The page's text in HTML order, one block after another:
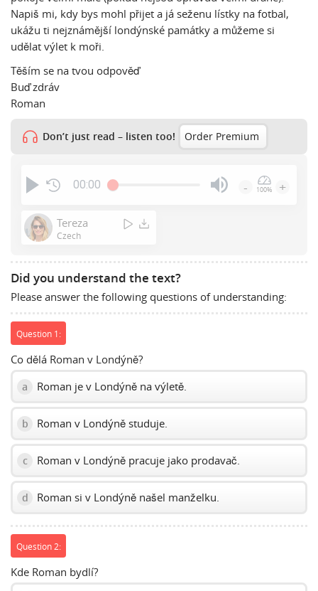
Napiš mi, kdy bys mohl přijet a já seženu lístky na fotbal,
ukážu ti nejznámější londýnské památky a můžeme si
udělat výlet k moři.
Těším se na tvou odpověď
Buď zdráv
Roman
Don’t just read – listen too! Order Premium
00:00
volume
- 100% +
Tereza
Czech
Did you understand the text?
Please answer the following questions of understanding:
Question 1:
Co dělá Roman v Londýně?
a Roman je v Londýně na výletě.
b Roman v Londýně studuje.
c Roman v Londýně pracuje jako prodavač.
d Roman si v Londýně našel manželku.
Question 2:
Kde Roman bydlí?